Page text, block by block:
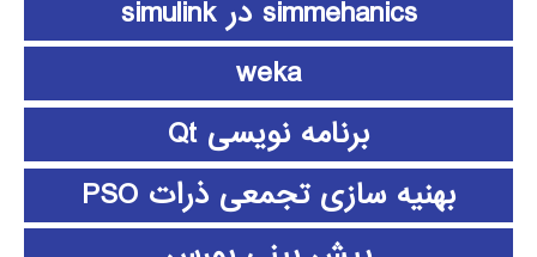
simmehanics در simulink
weka
برنامه نویسی Qt
بهنیه سازی تجمعی ذرات PSO